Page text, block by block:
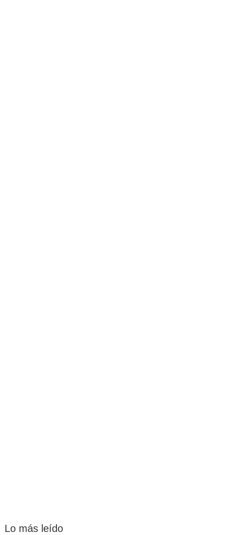
Lo más leído